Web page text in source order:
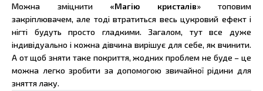
Можна зміцнити «Магію кристалів» топовим
закріплювачем, але тоді втратиться весь цукровий ефект і
нігті будуть просто гладкими. Загалом, тут все дуже
індивідуально і кожна дівчина вирішує для себе, як вчинити.
А от щоб зняти таке покриття, жодних проблем не буде – це
можна легко зробити за допомогою звичайної рідини для
зняття лаку.